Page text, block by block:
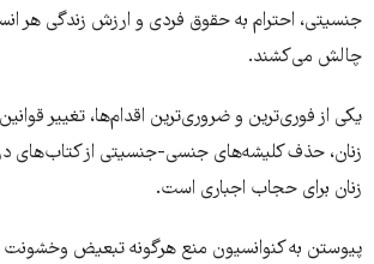
جنسیتی، احترام به حقوق فردی و ارزش زندگی هر
چالش می‌کشند.
یکی از فوری‌ترین و ضروری‌ترین اقدام‌ها، تغییر
زنان، حذف کلیشه‌های جنسی-جنسیتی از
زنان برای حجاب اجباری است.
پیوستن به کنوانسیون منع هرگونه تبعیض وخشونت